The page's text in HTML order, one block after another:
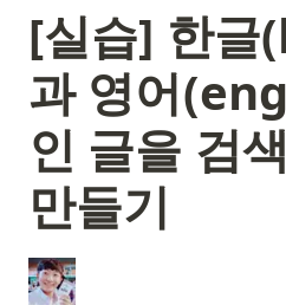
[실습] 한
과 영어
인 글을 검
만들기